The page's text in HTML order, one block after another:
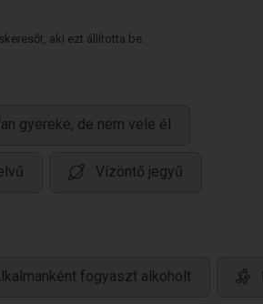
aki ezt állította be.
gyereke, de nem vele él
Vízöntő jegyű
fogyaszt alkoholt